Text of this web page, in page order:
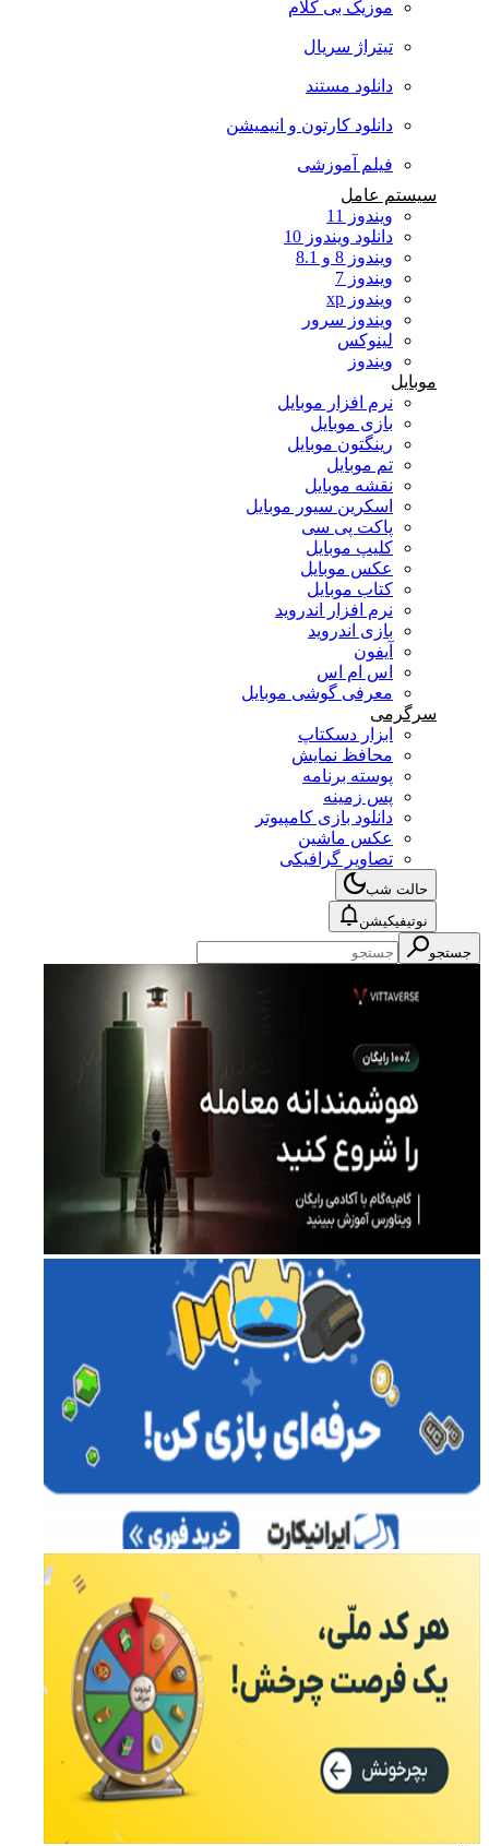
موزیک بی کلام
تیتراژ سریال
دانلود مستند
دانلود کارتون و انیمیشن
فیلم آموزشی
سیستم عامل
ویندوز 11
دانلود ویندوز 10
ویندوز 8 و 8.1
ویندوز 7
ویندوز xp
ویندوز سرور
لینوکس
ویندوز
موبایل
نرم افزار موبایل
بازی موبایل
رینگتون موبایل
تم موبایل
نقشه موبایل
اسکرین سیور موبایل
پاکت پی سی
کلیپ موبایل
عکس موبایل
کتاب موبایل
نرم افزار اندروید
بازی اندروید
آیفون
اس ام اس
معرفی گوشی موبایل
سرگرمی
ابزار دسکتاپ
محافظ نمایش
پوسته برنامه
پس زمینه
دانلود بازی کامپیوتر
عکس ماشین
تصاویر گرافیکی
حالت شب
نوتیفیکیشن
جستجو